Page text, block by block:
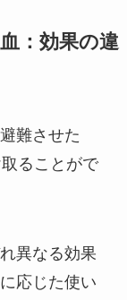
：効果の違
難させた
ることがで
異なる効果
応じた使い